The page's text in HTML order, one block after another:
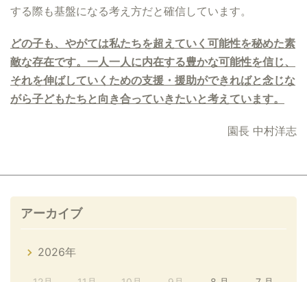
する際も基盤になる考え方だと確信しています。
どの子も、やがては私たちを超えていく可能性を秘めた素
敵な存在です。一人一人に内在する豊かな可能性を信じ、
それを伸ばしていくための支援・援助ができればと念じな
がら子どもたちと向き合っていきたいと考えています。
園長 中村洋志
アーカイブ
2026年